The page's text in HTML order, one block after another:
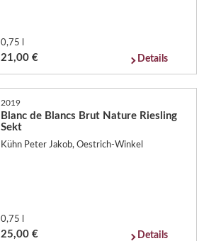
0,75 l
21,00 € Details
2019
Blanc de Blancs Brut Nature Riesling
Sekt
Kühn Peter Jakob, Oestrich-Winkel
0,75 l
25,00 € Details